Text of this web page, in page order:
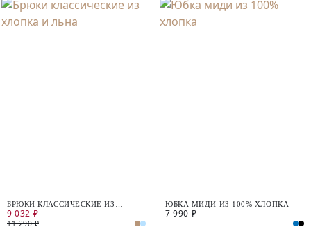
БРЮКИ КЛАССИЧЕСКИЕ ИЗ
ХЛОПКА И ЛЬНА
9 032 ₽
11 290 ₽
ЮБКА МИДИ ИЗ 100% ХЛОПКА
7 990 ₽